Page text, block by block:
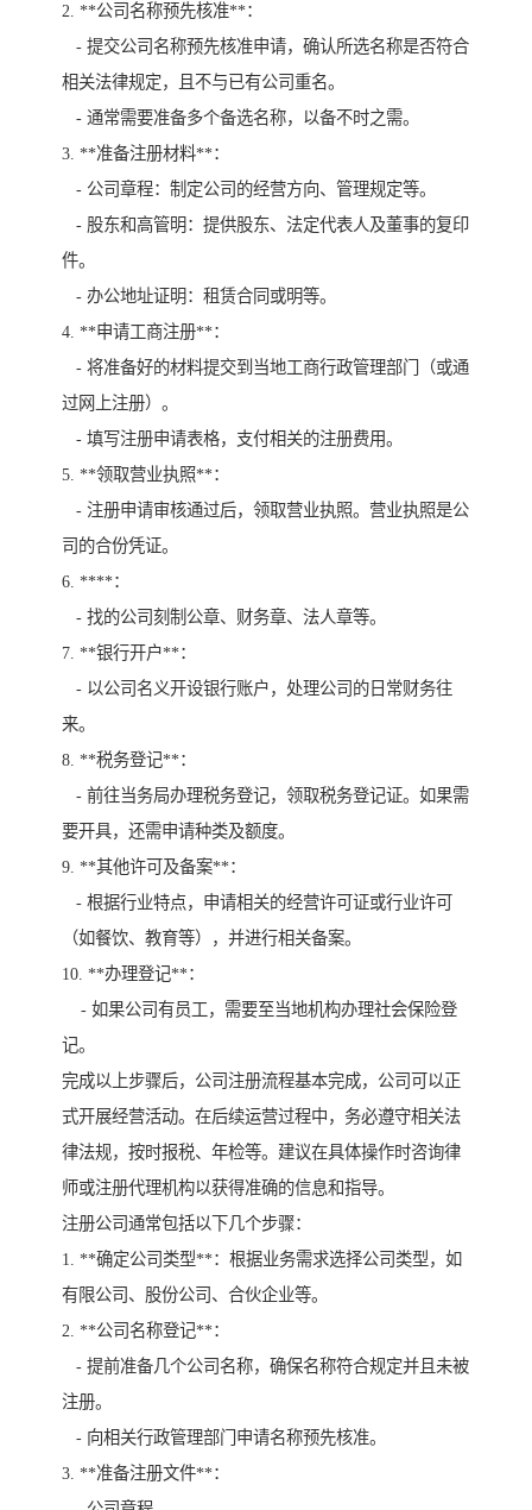
2. **公司名称预先核准**：
- 提交公司名称预先核准申请，确认所选名称是否符合
相关法律规定，且不与已有公司重名。
- 通常需要准备多个备选名称，以备不时之需。
3. **准备注册材料**：
- 公司章程：制定公司的经营方向、管理规定等。
- 股东和高管明：提供股东、法定代表人及董事的复印
件。
- 办公地址证明：租赁合同或明等。
4. **申请工商注册**：
- 将准备好的材料提交到当地工商行政管理部门（或通
过网上注册）。
- 填写注册申请表格，支付相关的注册费用。
5. **领取营业执照**：
- 注册申请审核通过后，领取营业执照。营业执照是公
司的合份凭证。
6. ****：
- 找的公司刻制公章、财务章、法人章等。
7. **银行开户**：
- 以公司名义开设银行账户，处理公司的日常财务往
来。
8. **税务登记**：
- 前往当务局办理税务登记，领取税务登记证。如果需
要开具，还需申请种类及额度。
9. **其他许可及备案**：
- 根据行业特点，申请相关的经营许可证或行业许可
（如餐饮、教育等），并进行相关备案。
10. **办理登记**：
- 如果公司有员工，需要至当地机构办理社会保险登
记。
完成以上步骤后，公司注册流程基本完成，公司可以正
式开展经营活动。在后续运营过程中，务必遵守相关法
律法规，按时报税、年检等。建议在具体操作时咨询律
师或注册代理机构以获得准确的信息和指导。
注册公司通常包括以下几个步骤：
1. **确定公司类型**：根据业务需求选择公司类型，如
有限公司、股份公司、合伙企业等。
2. **公司名称登记**：
- 提前准备几个公司名称，确保名称符合规定并且未被
注册。
- 向相关行政管理部门申请名称预先核准。
3. **准备注册文件**：